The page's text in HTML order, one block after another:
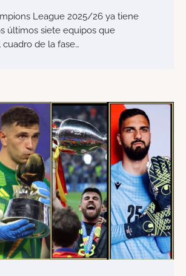
League 2025/26 ya tiene
últimos siete equipos que
de la fase…